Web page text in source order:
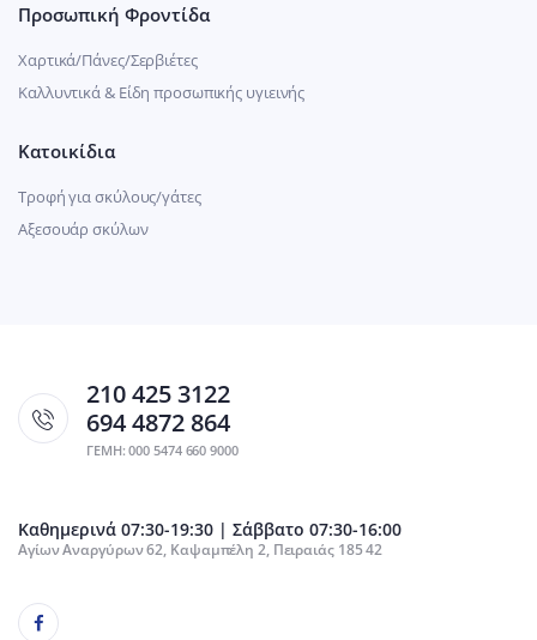
Προσωπική Φροντίδα
Χαρτικά/Πάνες/Σερβιέτες
Καλλυντικά & Είδη προσωπικής υγιεινής
Κατοικίδια
Τροφή για σκύλους/γάτες
Αξεσουάρ σκύλων
210 425 3122
694 4872 864
ΓΕΜΗ: 000 5474 660 9000
Καθημερινά 07:30-19:30 | Σάββατο 07:30-16:00
Αγίων Αναργύρων 62, Καψαμπέλη 2, Πειραιάς 185 42